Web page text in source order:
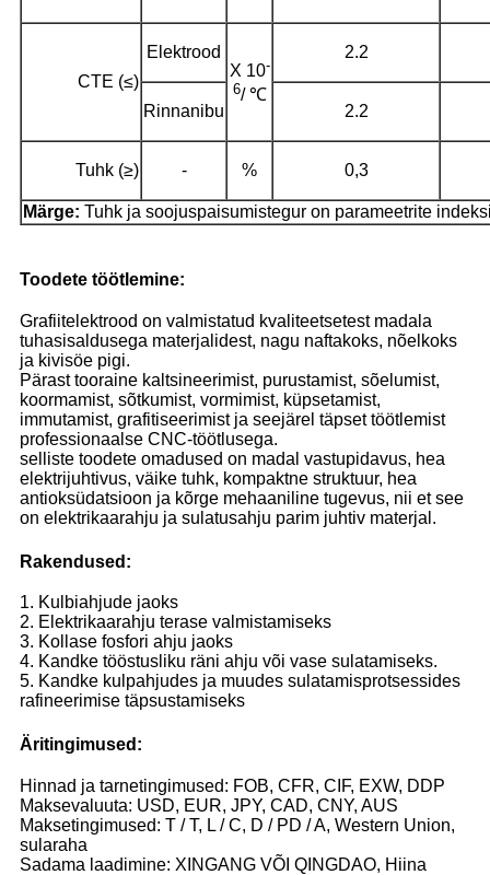
CTE (≤)
Elektrood
X 10-
6/ ℃
2.2
Rinnanibu 2.2
Tuhk (≥) - % 0,3
Märge: Tuhk ja soojuspaisumistegur on parameetrite
Toodete töötlemine:
Grafiitelektrood on valmistatud kvaliteetsetest madala
tuhasisaldusega materjalidest, nagu naftakoks, nõelkoks
ja kivisöe pigi.
Pärast tooraine kaltsineerimist, purustamist, sõelumist,
koormamist, sõtkumist, vormimist, küpsetamist,
immutamist, grafitiseerimist ja seejärel täpset töötlemist
professionaalse CNC-töötlusega.
selliste toodete omadused on madal vastupidavus, hea
elektrijuhtivus, väike tuhk, kompaktne struktuur, hea
antioksüdatsioon ja kõrge mehaaniline tugevus, nii et see
on elektrikaarahju ja sulatusahju parim juhtiv materjal.
Rakendused:
1. Kulbiahjude jaoks
2. Elektrikaarahju terase valmistamiseks
3. Kollase fosfori ahju jaoks
4. Kandke tööstusliku räni ahju või vase sulatamiseks.
5. Kandke kulpahjudes ja muudes sulatamisprotsessides
rafineerimise täpsustamiseks
Äritingimused:
Hinnad ja tarnetingimused: FOB, CFR, CIF, EXW, DDP
Maksevaluuta: USD, EUR, JPY, CAD, CNY, AUS
Maksetingimused: T / T, L / C, D / PD / A, Western Union,
sularaha
Sadama laadimine: XINGANG VÕI QINGDAO, Hiina